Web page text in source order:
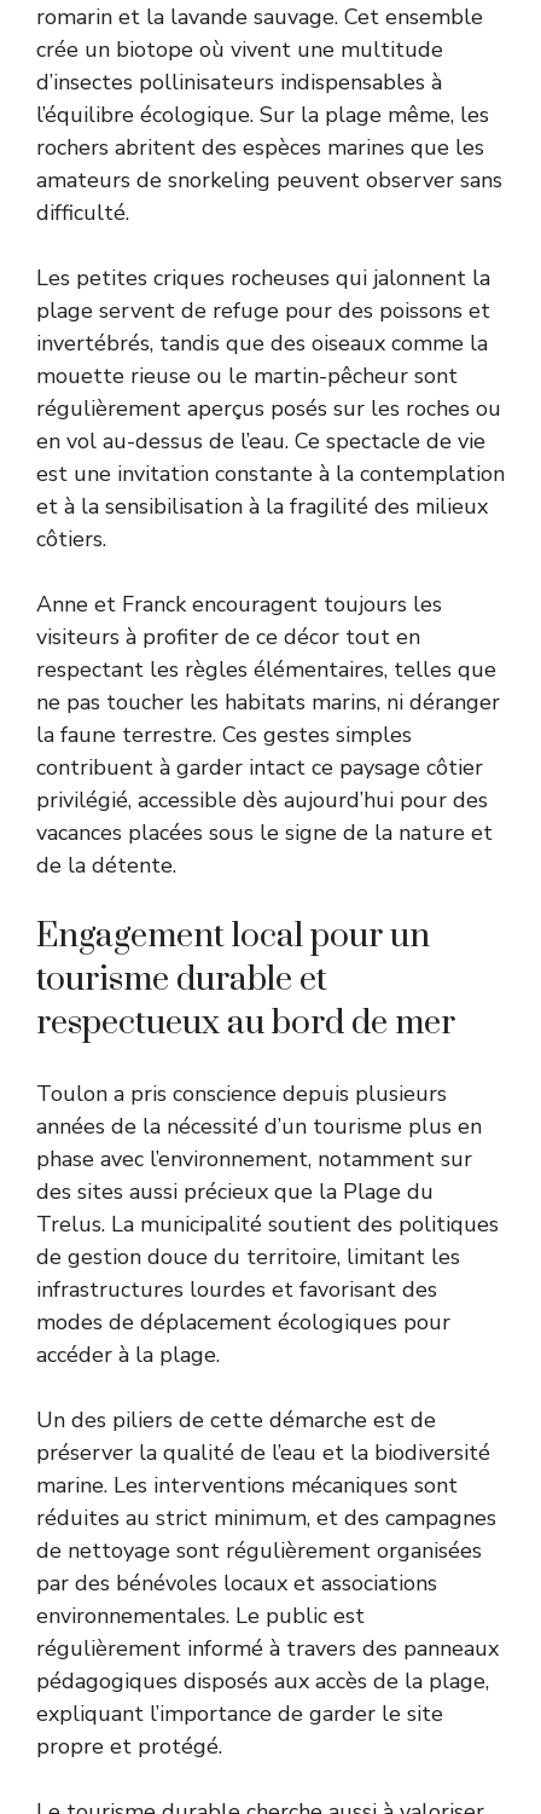
romarin et la lavande sauvage. Cet ensemble
crée un biotope où vivent une multitude
d’insectes pollinisateurs indispensables à
l’équilibre écologique. Sur la plage même, les
rochers abritent des espèces marines que les
amateurs de snorkeling peuvent observer sans
difficulté.
Les petites criques rocheuses qui jalonnent la
plage servent de refuge pour des poissons et
invertébrés, tandis que des oiseaux comme la
mouette rieuse ou le martin-pêcheur sont
régulièrement aperçus posés sur les roches ou
en vol au-dessus de l’eau. Ce spectacle de vie
est une invitation constante à la contemplation
et à la sensibilisation à la fragilité des milieux
côtiers.
Anne et Franck encouragent toujours les
visiteurs à profiter de ce décor tout en
respectant les règles élémentaires, telles que
ne pas toucher les habitats marins, ni déranger
la faune terrestre. Ces gestes simples
contribuent à garder intact ce paysage côtier
privilégié, accessible dès aujourd’hui pour des
vacances placées sous le signe de la nature et
de la détente.
Engagement local pour un
tourisme durable et
respectueux au bord de mer
Toulon a pris conscience depuis plusieurs
années de la nécessité d’un tourisme plus en
phase avec l’environnement, notamment sur
des sites aussi précieux que la Plage du
Trelus. La municipalité soutient des politiques
de gestion douce du territoire, limitant les
infrastructures lourdes et favorisant des
modes de déplacement écologiques pour
accéder à la plage.
Un des piliers de cette démarche est de
préserver la qualité de l’eau et la biodiversité
marine. Les interventions mécaniques sont
réduites au strict minimum, et des campagnes
de nettoyage sont régulièrement organisées
par des bénévoles locaux et associations
environnementales. Le public est
régulièrement informé à travers des panneaux
pédagogiques disposés aux accès de la plage,
expliquant l’importance de garder le site
propre et protégé.